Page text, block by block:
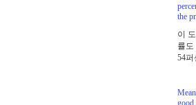
the
이
률도
54
good